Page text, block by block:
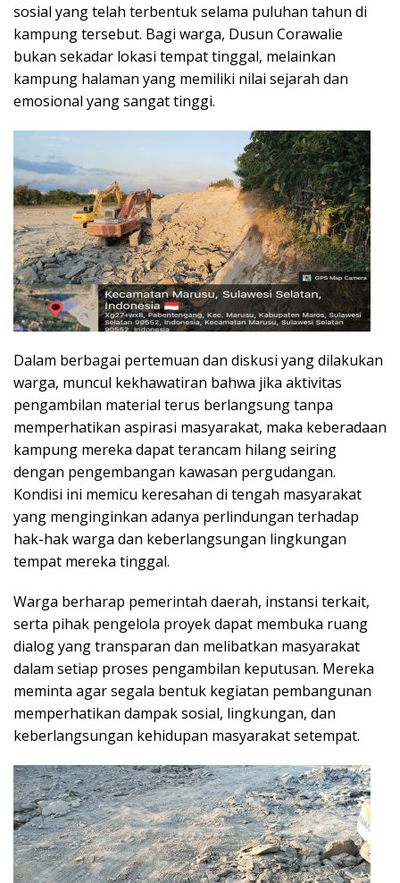
sosial yang telah terbentuk selama puluhan tahun di
kampung tersebut. Bagi warga, Dusun Corawalie
bukan sekadar lokasi tempat tinggal, melainkan
kampung halaman yang memiliki nilai sejarah dan
emosional yang sangat tinggi.
Dalam berbagai pertemuan dan diskusi yang dilakukan
warga, muncul kekhawatiran bahwa jika aktivitas
pengambilan material terus berlangsung tanpa
memperhatikan aspirasi masyarakat, maka keberadaan
kampung mereka dapat terancam hilang seiring
dengan pengembangan kawasan pergudangan.
Kondisi ini memicu keresahan di tengah masyarakat
yang menginginkan adanya perlindungan terhadap
hak-hak warga dan keberlangsungan lingkungan
tempat mereka tinggal.
Warga berharap pemerintah daerah, instansi terkait,
serta pihak pengelola proyek dapat membuka ruang
dialog yang transparan dan melibatkan masyarakat
dalam setiap proses pengambilan keputusan. Mereka
meminta agar segala bentuk kegiatan pembangunan
memperhatikan dampak sosial, lingkungan, dan
keberlangsungan kehidupan masyarakat setempat.